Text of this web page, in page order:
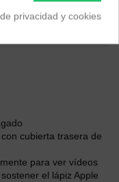
cubierta trasera de
para ver vídeos
el lápiz Apple
privacidad y cookies